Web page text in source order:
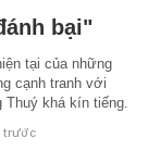
bại"
tại của những
cạnh tranh với
Thuý khá kín tiếng.
trước